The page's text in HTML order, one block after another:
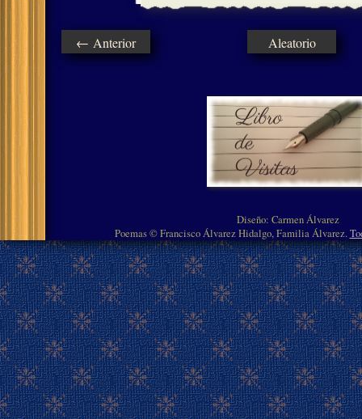
← Anterior Aleatorio
Diseño: Carmen Álvarez
Poemas © Francisco Álvarez Hidalgo, Familia Álvarez.